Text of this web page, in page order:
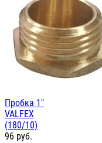
Пробка 1"
VALFEX
(180/10)
96 руб.